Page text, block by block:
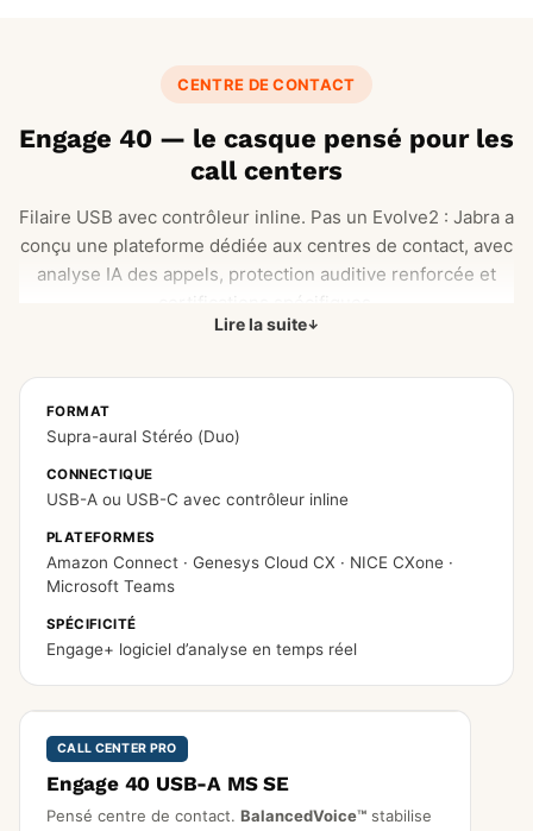
CENTRE DE CONTACT
Engage 40 — le casque pensé pour les
call centers
Filaire USB avec contrôleur inline. Pas un Evolve2 : Jabra a
conçu une plateforme dédiée aux centres de contact, avec
analyse IA des appels, protection auditive renforcée et
Lire la suite
FORMAT
Supra-aural Stéréo (Duo)
CONNECTIQUE
USB-A ou USB-C avec contrôleur inline
PLATEFORMES
Amazon Connect · Genesys Cloud CX · NICE CXone ·
Microsoft Teams
SPÉCIFICITÉ
Engage+ logiciel d’analyse en temps réel
CALL CENTER PRO
Engage 40 USB-A MS SE
Pensé centre de contact. BalancedVoice™ stabilise